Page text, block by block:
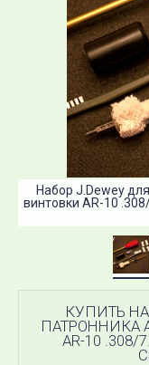
Набор J.Dewey
винтовки AR-10
КУПИТЬ
ПАТРОННИКА
AR-10 .308/